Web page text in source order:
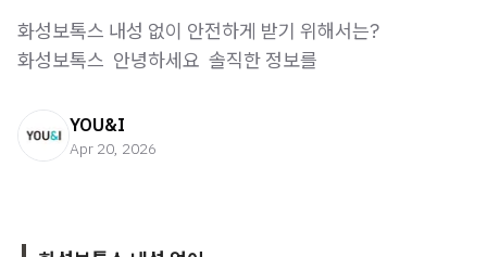
화성보톡스 내성 없이 안전하게 받기 위해서는?
화성보톡스 ​ 안녕하세요 ​ 솔직한 정보를
YOU&I
Apr 20, 2026